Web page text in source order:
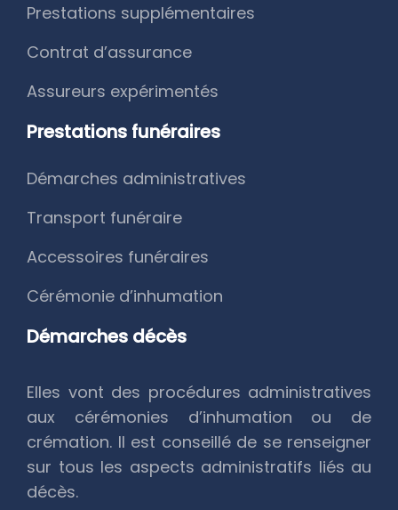
Prestations supplémentaires
Contrat d’assurance
Assureurs expérimentés
Prestations funéraires
Démarches administratives
Transport funéraire
Accessoires funéraires
Cérémonie d’inhumation
Démarches décès
Elles vont des procédures administratives
aux cérémonies d’inhumation ou de
crémation. Il est conseillé de se renseigner
sur tous les aspects administratifs liés au
décès.